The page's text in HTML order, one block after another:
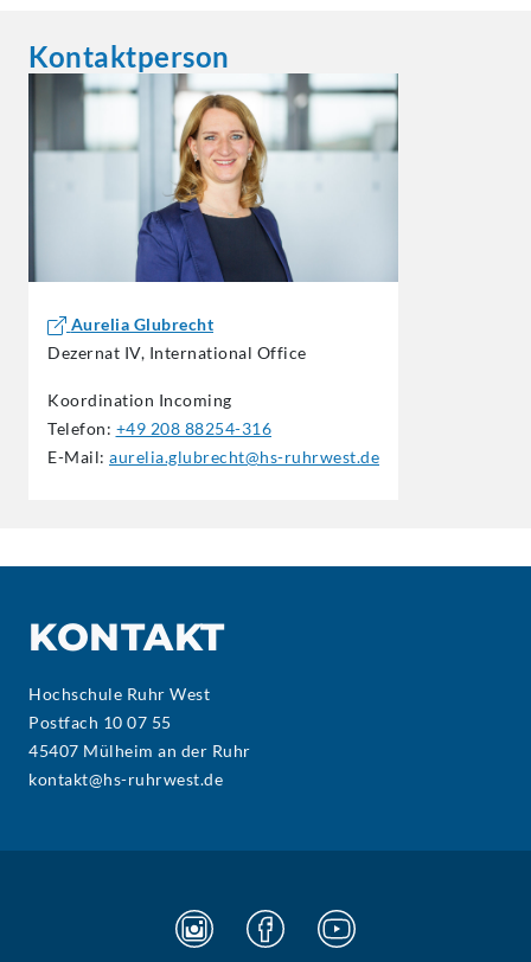
Kontaktperson
Aurelia Glubrecht
Dezernat IV, International Office
Koordination Incoming
Telefon: +49 208 88254-316
E-Mail: aurelia.glubrecht@hs-ruhrwest.de
KONTAKT
Hochschule Ruhr West
Postfach 10 07 55
45407 Mülheim an der Ruhr
kontakt@hs-ruhrwest.de